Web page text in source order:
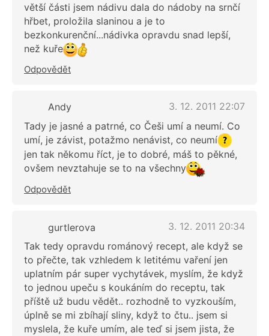
větší části jsem nádivu dala do nádoby na srnčí
hřbet, proložila slaninou a je to
bezkonkurenční...nádivka opravdu snad lepší,
než kuře
Odpovědět
Andy
3. 12. 2011 22:07
Tady je jasné a patrné, co Češi umí a neumí. Co
umí, je závist, potažmo nenávist, co neumí
jen tak někomu říct, je to dobré, máš to pěkné,
ovšem nevztahuje se to na všechny
Odpovědět
gurtlerova
3. 12. 2011 20:34
Tak tedy opravdu románový recept, ale když se
to přečte, tak vzhledem k letitému vaření jen
uplatním pár super vychytávek, myslím, že když
to jednou upeču s koukáním do receptu, tak
příště už budu vědět.. rozhodně to vyzkouším,
úplně se mi zbíhají sliny, když to čtu.. jsem si
myslela, že kuře umím, ale teď si jsem jista, že